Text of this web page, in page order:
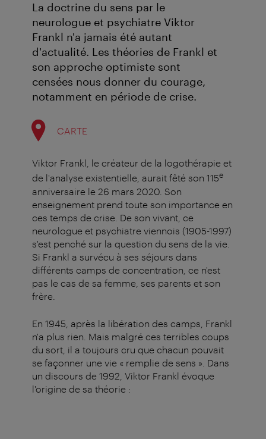
La doctrine du sens par le
neurologue et psychiatre Viktor
Frankl n'a jamais été autant
d'actualité. Les théories de Frankl et
son approche optimiste sont
censées nous donner du courage,
notamment en période de crise.
CARTE
Viktor Frankl, le créateur de la logothérapie et
de l'analyse existentielle, aurait fêté son 115e
anniversaire le 26 mars 2020. Son
enseignement prend toute son importance en
ces temps de crise. De son vivant, ce
neurologue et psychiatre viennois (1905-1997)
s'est penché sur la question du sens de la vie.
Si Frankl a survécu à ses séjours dans
différents camps de concentration, ce n'est
pas le cas de sa femme, ses parents et son
frère.
En 1945, après la libération des camps, Frankl
n'a plus rien. Mais malgré ces terribles coups
du sort, il a toujours cru que chacun pouvait
se façonner une vie « remplie de sens ». Dans
un discours de 1992, Viktor Frankl évoque
l'origine de sa théorie :